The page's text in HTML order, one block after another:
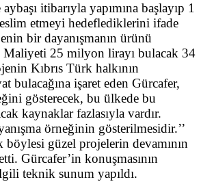
aybaşı itibarıyla yapımına başlayıp 1
etmeyi hedeflediklerini ifade
bir dayanışmanın ürünü
25 milyon lirayı bulacak 34
Kıbrıs Türk halkının
bulacağına işaret eden Gürcafer,
gösterecek, bu ülkede bu
kaynaklar fazlasıyla vardır.
örneğinin gösterilmesidir.’’
böylesi güzel projelerin devamının
Gürcafer’in konuşmasının
teknik sunum yapıldı.